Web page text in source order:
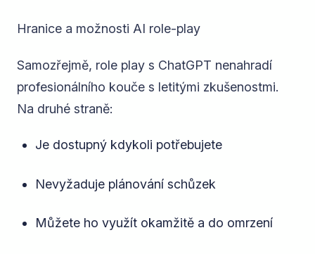
Hranice a možnosti AI role-play
Samozřejmě, role play s ChatGPT nenahradí
profesionálního kouče s letitými zkušenostmi.
Na druhé straně:
Je dostupný kdykoli potřebujete
Nevyžaduje plánování schůzek
Můžete ho využít okamžitě a do omrzení